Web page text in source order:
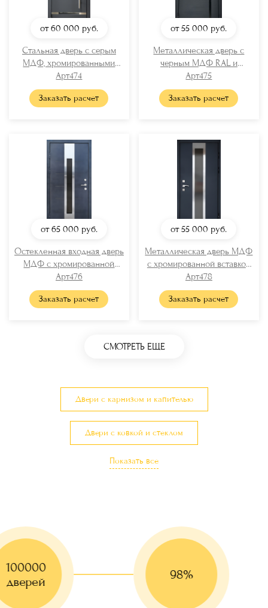
от 60 000 руб.
Стальная дверь с серым
МДФ, хромированными
вставками и бугельной
ручкой
Арт474
Заказать расчет
от 55 000 руб.
Металлическая дверь с
черным МДФ RAL и
вертикальной стеклянной
полосой
Арт475
Заказать расчет
от 65 000 руб.
Остекленная входная дверь
МДФ с хромированной
вставкой
Арт476
Заказать расчет
от 55 000 руб.
Металлическая дверь МДФ
с хромированной вставкой
и стеклом
Арт478
Заказать расчет
СМОТРЕТЬ ЕЩЕ
Двери с карнизом и капителью
Двери с ковкой и стеклом
Двери с терморазрывом
Двери в загородный дом и коттедж
Двери с утеплением Трехконтурные двери
Показать все
100000
дверей
98%